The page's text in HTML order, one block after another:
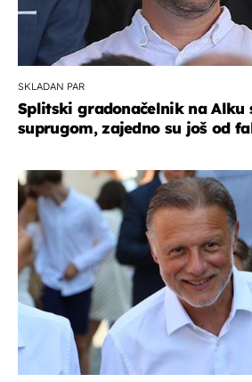
SKLADAN PAR
Splitski gradonačelnik na Alku
suprugom, zajedno su još od